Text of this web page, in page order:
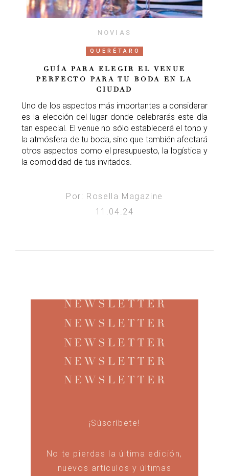
NOVIAS
QUERÉTARO
GUÍA PARA ELEGIR EL VENUE
PERFECTO PARA TU BODA EN LA
CIUDAD
Uno de los aspectos más importantes a considerar
es la elección del lugar donde celebrarás este día
tan especial. El venue no sólo establecerá el tono y
la atmósfera de tu boda, sino que también afectará
otros aspectos como el presupuesto, la logística y
la comodidad de tus invitados.
Por: Rosella Magazine
11.04.24
¡Súscríbete!
No te pierdas la última edición,
nuevos artículos y últimas